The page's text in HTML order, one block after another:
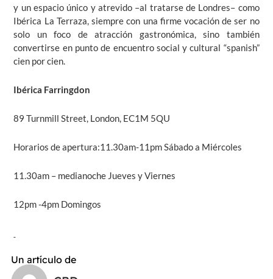
y un espacio único y atrevido –al tratarse de Londres– como
Ibérica La Terraza, siempre con una firme vocación de ser no
solo un foco de atracción gastronómica, sino también
convertirse en punto de encuentro social y cultural “spanish”
cien por cien.
Ibérica Farringdon
89 Turnmill Street, London, EC1M 5QU
Horarios de apertura:11.30am-11pm Sábado a Miércoles
11.30am – medianoche Jueves y Viernes
12pm -4pm Domingos
Un artículo de